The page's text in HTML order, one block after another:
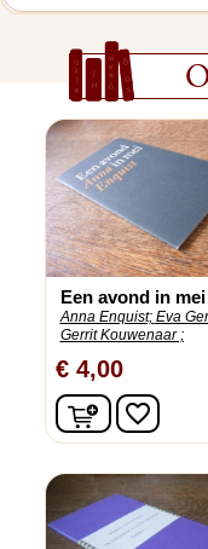
Een avond in mei
Anna Enquist; Eva
Gerrit Kouwenaar ;
€ 4,00
Infavorite_border